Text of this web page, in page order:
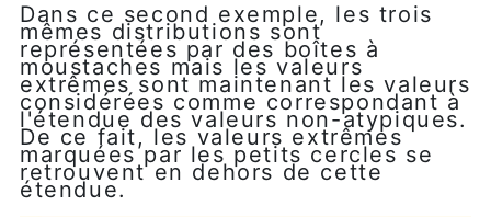
Dans ce second exemple, les trois
mêmes distributions sont
représentées par des boîtes à
moustaches mais les valeurs
extrêmes sont maintenant les valeurs
considérées comme correspondant à
l'étendue des valeurs non-atypiques.
De ce fait, les valeurs extrêmes
marquées par les petits cercles se
retrouvent en dehors de cette
étendue.